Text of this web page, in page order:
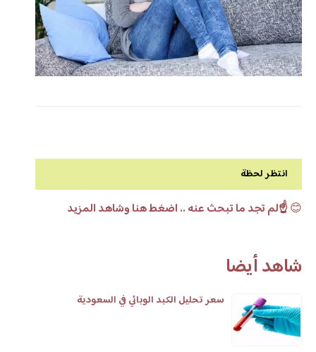
انتظر لحظة
😊☝️لم تجد ما تبحث عنه .. اضغط هنا وشاهد المزيد
شاهد أيضا
سعر تحليل الكبد الوبائي في السعودية